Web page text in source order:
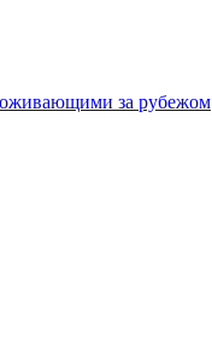
за рубежом